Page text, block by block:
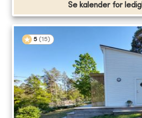
Se kalender for
5 (15)